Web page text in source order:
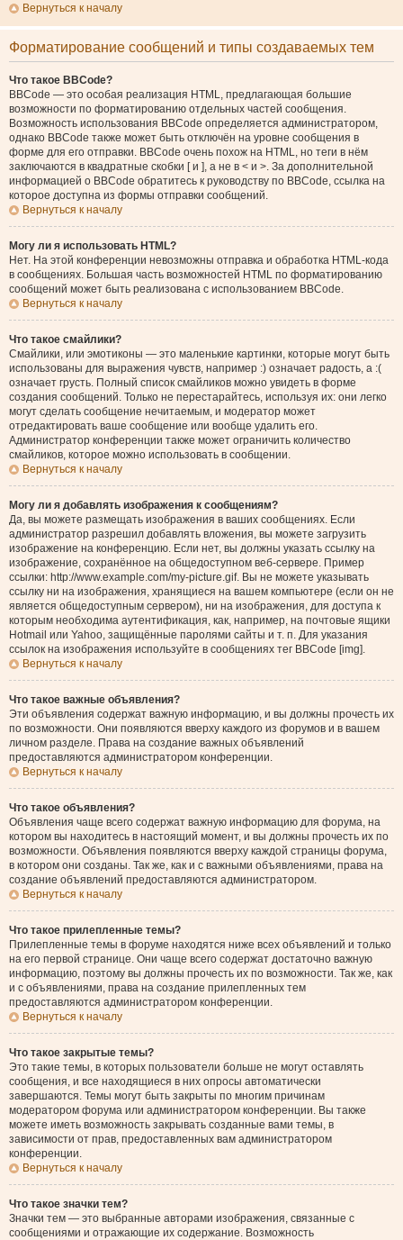
Вернуться к началу
Форматирование сообщений и типы создаваемых тем
Что такое BBCode?
BBCode — это особая реализация HTML, предлагающая большие
возможности по форматированию отдельных частей сообщения.
Возможность использования BBCode определяется администратором,
однако BBCode также может быть отключён на уровне сообщения в
форме для его отправки. BBCode очень похож на HTML, но теги в нём
заключаются в квадратные скобки [ и ], а не в < и >. За дополнительной
информацией о BBCode обратитесь к руководству по BBCode, ссылка на
которое доступна из формы отправки сообщений.
Вернуться к началу
Могу ли я использовать HTML?
Нет. На этой конференции невозможны отправка и обработка HTML-кода
в сообщениях. Большая часть возможностей HTML по форматированию
сообщений может быть реализована с использованием BBCode.
Вернуться к началу
Что такое смайлики?
Смайлики, или эмотиконы — это маленькие картинки, которые могут быть
использованы для выражения чувств, например :) означает радость, а :(
означает грусть. Полный список смайликов можно увидеть в форме
создания сообщений. Только не перестарайтесь, используя их: они легко
могут сделать сообщение нечитаемым, и модератор может
отредактировать ваше сообщение или вообще удалить его.
Администратор конференции также может ограничить количество
смайликов, которое можно использовать в сообщении.
Вернуться к началу
Могу ли я добавлять изображения к сообщениям?
Да, вы можете размещать изображения в ваших сообщениях. Если
администратор разрешил добавлять вложения, вы можете загрузить
изображение на конференцию. Если нет, вы должны указать ссылку на
изображение, сохранённое на общедоступном веб-сервере. Пример
ссылки: http://www.example.com/my-picture.gif. Вы не можете указывать
ссылку ни на изображения, хранящиеся на вашем компьютере (если он не
является общедоступным сервером), ни на изображения, для доступа к
которым необходима аутентификация, как, например, на почтовые ящики
Hotmail или Yahoo, защищённые паролями сайты и т. п. Для указания
ссылок на изображения используйте в сообщениях тег BBCode [img].
Вернуться к началу
Что такое важные объявления?
Эти объявления содержат важную информацию, и вы должны прочесть их
по возможности. Они появляются вверху каждого из форумов и в вашем
личном разделе. Права на создание важных объявлений
предоставляются администратором конференции.
Вернуться к началу
Что такое объявления?
Объявления чаще всего содержат важную информацию для форума, на
котором вы находитесь в настоящий момент, и вы должны прочесть их по
возможности. Объявления появляются вверху каждой страницы форума,
в котором они созданы. Так же, как и с важными объявлениями, права на
создание объявлений предоставляются администратором.
Вернуться к началу
Что такое прилепленные темы?
Прилепленные темы в форуме находятся ниже всех объявлений и только
на его первой странице. Они чаще всего содержат достаточно важную
информацию, поэтому вы должны прочесть их по возможности. Так же, как
и с объявлениями, права на создание прилепленных тем
предоставляются администратором конференции.
Вернуться к началу
Что такое закрытые темы?
Это такие темы, в которых пользователи больше не могут оставлять
сообщения, и все находящиеся в них опросы автоматически
завершаются. Темы могут быть закрыты по многим причинам
модератором форума или администратором конференции. Вы также
можете иметь возможность закрывать созданные вами темы, в
зависимости от прав, предоставленных вам администратором
конференции.
Вернуться к началу
Что такое значки тем?
Значки тем — это выбранные авторами изображения, связанные с
сообщениями и отражающие их содержание. Возможность